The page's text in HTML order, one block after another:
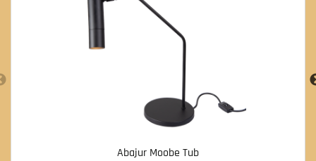
Abajur Moobe Tub